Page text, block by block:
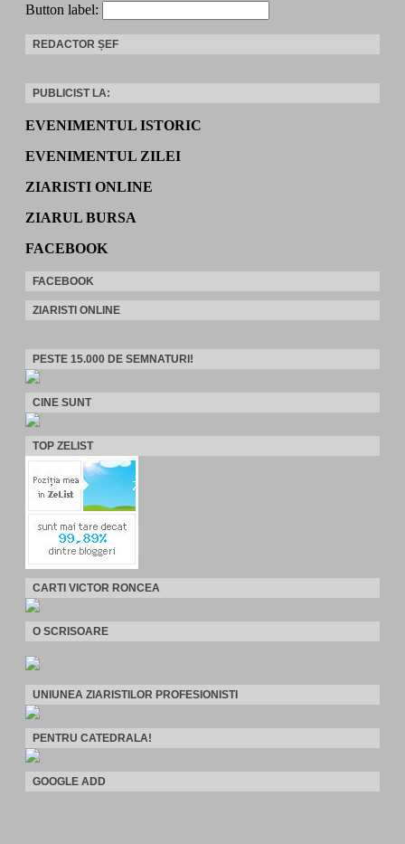
Button label:
REDACTOR ȘEF
PUBLICIST LA:
EVENIMENTUL ISTORIC
EVENIMENTUL ZILEI
ZIARISTI ONLINE
ZIARUL BURSA
FACEBOOK
FACEBOOK
ZIARISTI ONLINE
PESTE 15.000 DE SEMNATURI!
CINE SUNT
TOP ZELIST
CARTI VICTOR RONCEA
O SCRISOARE
UNIUNEA ZIARISTILOR PROFESIONISTI
PENTRU CATEDRALA!
GOOGLE ADD